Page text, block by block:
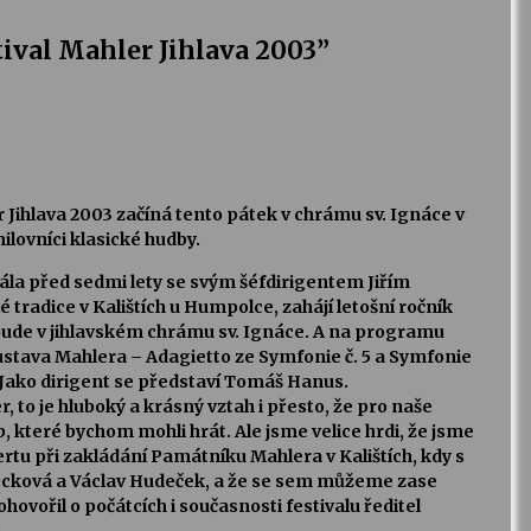
Mahler Jihlava 2003”
2003 začíná tento pátek v chrámu sv. Ignáce v
klasické hudby.
před sedmi lety se svým šéfdirigentem Jiřím
tradice v Kalištích u Humpolce, zahájí letošní ročník
v jihlavském chrámu sv. Ignáce. A na programu
Mahlera – Adagietto ze Symfonie č. 5 a Symfonie
dirigent se představí Tomáš Hanus.
to je hluboký a krásný vztah i přesto, že pro naše
které bychom mohli hrát. Ale jsme velice hrdi, že jsme
při zakládání Památníku Mahlera v Kalištích, kdy s
a Václav Hudeček, a že se sem můžeme zase
o počátcích i současnosti festivalu ředitel